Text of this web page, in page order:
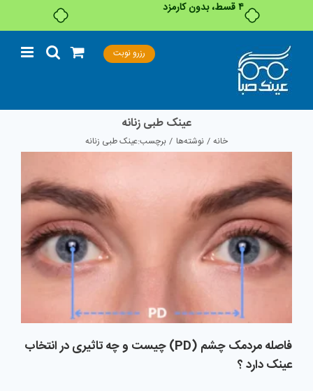
۴ قسط، بدون کارمزد
content
رزرو نوبت
عینک طبی زنانه
خانه نوشته‌ها برچسب:عینک طبی زنانه
فاصله مردمک چشم (PD) چیست و چه تاثیری در انتخاب
عینک دارد ؟